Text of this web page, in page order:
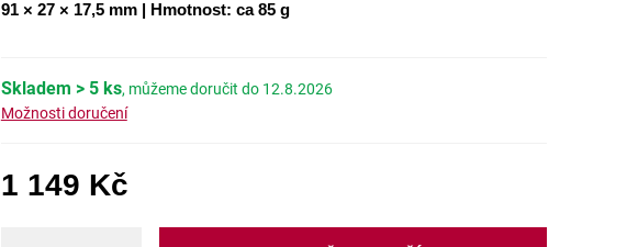
91 × 27 × 17,5 mm | Hmotnost: ca 85 g
Skladem > 5 ks
12.8.2026
Možnosti doručení
1 149 Kč